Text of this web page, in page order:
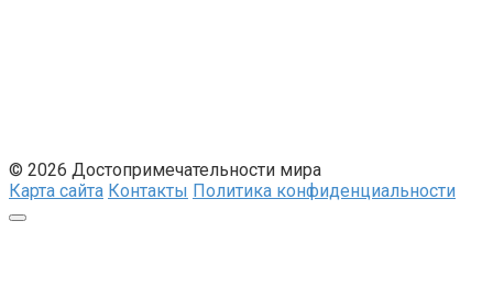
© 2026 Достопримечательности мира
Карта сайта Контакты Политика конфиденциальности